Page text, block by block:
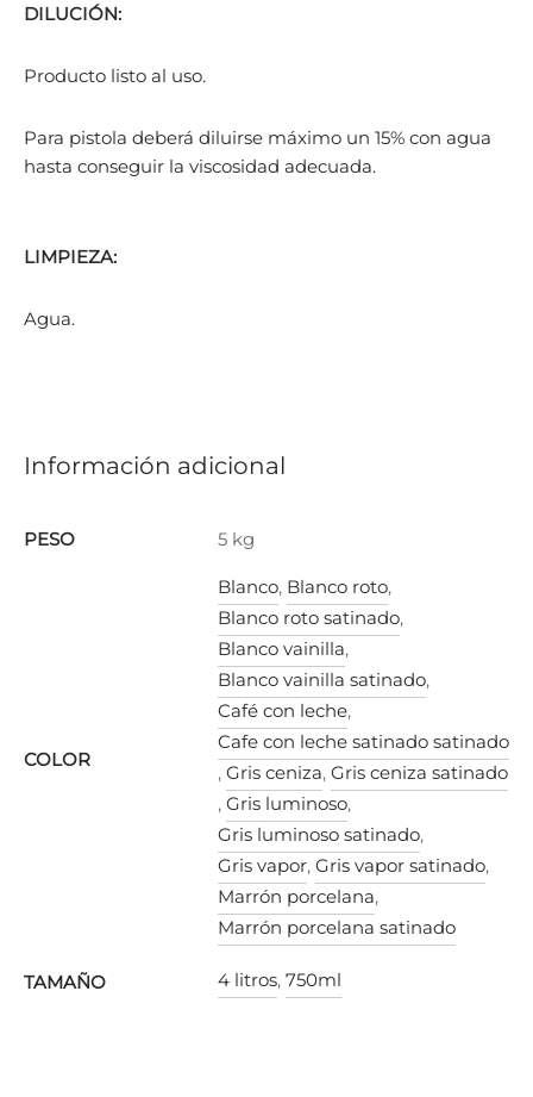
DILUCIÓN:
Producto listo al uso.
Para pistola deberá diluirse máximo un 15% con agua
hasta conseguir la viscosidad adecuada.
LIMPIEZA:
Agua.
Información adicional
PESO 5 kg
COLOR
Blanco, Blanco roto,
Blanco roto satinado,
Blanco vainilla,
Blanco vainilla satinado,
Café con leche,
Cafe con leche satinado satinado
, Gris ceniza, Gris ceniza satinado
, Gris luminoso,
Gris luminoso satinado,
Gris vapor, Gris vapor satinado,
Marrón porcelana,
Marrón porcelana satinado
TAMAÑO 4 litros, 750ml